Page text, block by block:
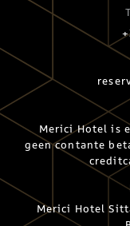
Merici Hotel is
geen contante
Merici Hotel